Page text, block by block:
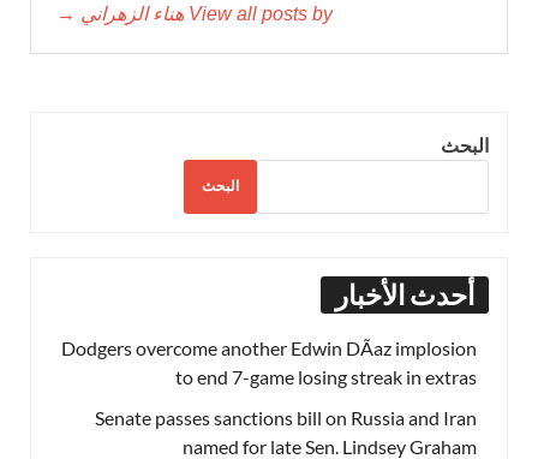
View all posts by هناء الزهراني →
البحث
البحث
أحدث الأخبار
Dodgers overcome another Edwin DÃ­az implosion
to end 7-game losing streak in extras
Senate passes sanctions bill on Russia and Iran
named for late Sen. Lindsey Graham